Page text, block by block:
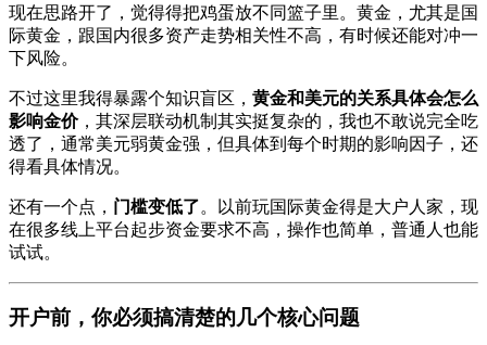
现在思路开了，觉得得把鸡蛋放不同篮子里。黄金，尤其是国
际黄金，跟国内很多资产走势相关性不高，有时候还能对冲一
下风险。
不过这里我得暴露个知识盲区， 黄金和美元的关系具体会怎么
影响金价，其深层联动机制其实挺复杂的，我也不敢说完全吃
透了，通常美元弱黄金强，但具体到每个时期的影响因子，还
得看具体情况。
还有一个点， 门槛变低了。以前玩国际黄金得是大户人家，现
在很多线上平台起步资金要求不高，操作也简单，普通人也能
试试。
开户前，你必须搞清楚的几个核心问题